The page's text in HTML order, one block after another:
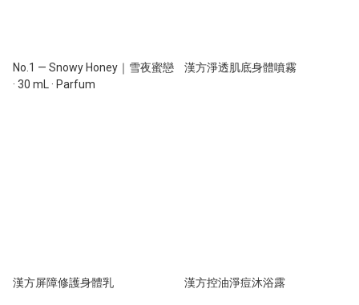
No.1 — Snowy Honey｜雪夜蜜戀
· 30 mL · Parfum
漢方淨透肌底身體噴霧
漢方屏障修護身體乳 漢方控油淨痘沐浴露